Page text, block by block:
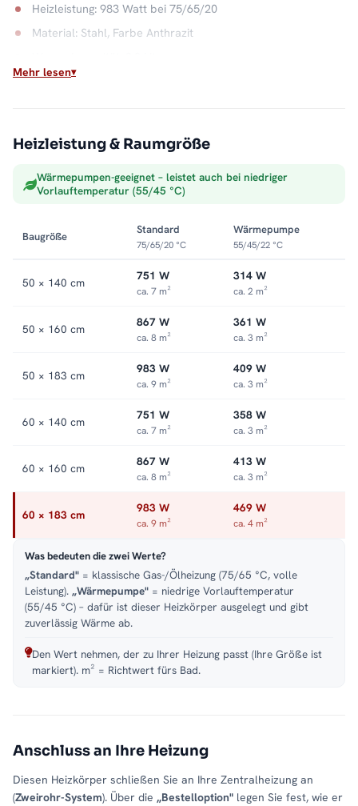
Heizleistung: 983 Watt bei 75/65/20
Material: Stahl, Farbe Anthrazit
Max. Betriebsdruck: 5 bar
Sauber ins Heizsystem integriert
der Zentralheizung und wandelt deren Wärme in trockene,
Auflegen leicht, die Optik bleibt aufgeräumt. Alle Größen und
Ausführungen finden Sie in der Kategorie
Handtuchheizkörper
Mehr lesen
Heizleistung & Raumgröße
Wärmepumpen-geeignet – leistet auch bei niedriger
Vorlauftemperatur (55/45 °C)
Baugröße
Standard
75/65/20 °C
Wärmepumpe
55/45/22 °C
50 × 140 cm 751 W
ca. 7 m²
314 W
ca. 2 m²
50 × 160 cm 867 W
ca. 8 m²
361 W
ca. 3 m²
50 × 183 cm 983 W
ca. 9 m²
409 W
ca. 3 m²
60 × 140 cm 751 W
ca. 7 m²
358 W
ca. 3 m²
60 × 160 cm 867 W
ca. 8 m²
413 W
ca. 3 m²
60 × 183 cm 983 W
ca. 9 m²
469 W
ca. 4 m²
Was bedeuten die zwei Werte?
„Standard" = klassische Gas-/Ölheizung (75/65 °C, volle
Leistung). „Wärmepumpe" = niedrige Vorlauftemperatur
(55/45 °C) – dafür ist dieser Heizkörper ausgelegt und gibt
zuverlässig Wärme ab.
Den Wert nehmen, der zu Ihrer Heizung passt (Ihre Größe ist
markiert). m² = Richtwert fürs Bad.
Anschluss an Ihre Heizung
Diesen Heizkörper schließen Sie an Ihre Zentralheizung an
(Zweirohr-System). Über die „Bestelloption" legen Sie fest, wie er